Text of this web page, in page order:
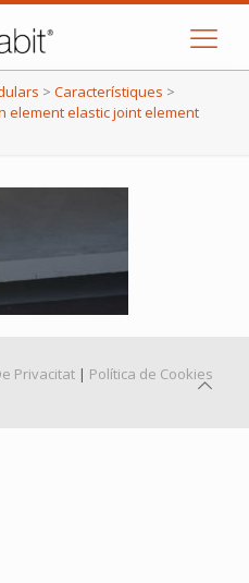
> Característiques >
element elastic joint element
Privacitat | Política de Cookies